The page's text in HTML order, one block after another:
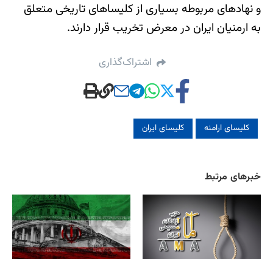
و نهادهای مربوطه بسیاری از کلیساهای تاریخی متعلق
به ارمنیان ایران در معرض تخریب قرار دارند.
اشتراک‌گذاری
کلیسای ارامنه کلیسای ایران
خبرهای مرتبط